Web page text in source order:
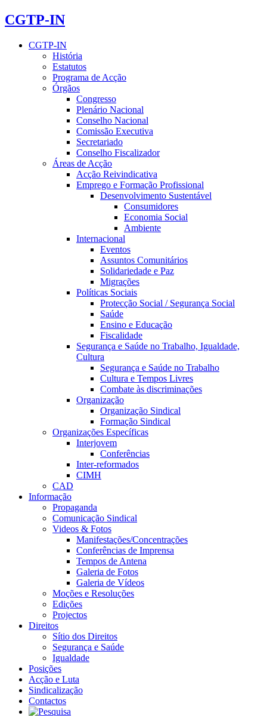
CGTP-IN
CGTP-IN
História
Estatutos
Programa de Acção
Órgãos
Congresso
Plenário Nacional
Conselho Nacional
Comissão Executiva
Secretariado
Conselho Fiscalizador
Áreas de Acção
Acção Reivindicativa
Emprego e Formação Profissional
Desenvolvimento Sustentável
Consumidores
Economia Social
Ambiente
Internacional
Eventos
Assuntos Comunitários
Solidariedade e Paz
Migrações
Políticas Sociais
Protecção Social / Segurança Social
Saúde
Ensino e Educação
Fiscalidade
Segurança e Saúde no Trabalho, Igualdade,
Cultura
Segurança e Saúde no Trabalho
Cultura e Tempos Livres
Combate às discriminações
Organização
Organização Sindical
Formação Sindical
Organizações Específicas
Interjovem
Conferências
Inter-reformados
CIMH
CAD
Informação
Propaganda
Comunicação Sindical
Videos & Fotos
Manifestações/Concentrações
Conferências de Imprensa
Tempos de Antena
Galeria de Fotos
Galeria de Vídeos
Moções e Resoluções
Edições
Projectos
Direitos
Sítio dos Direitos
Segurança e Saúde
Igualdade
Posições
Acção e Luta
Sindicalização
Contactos